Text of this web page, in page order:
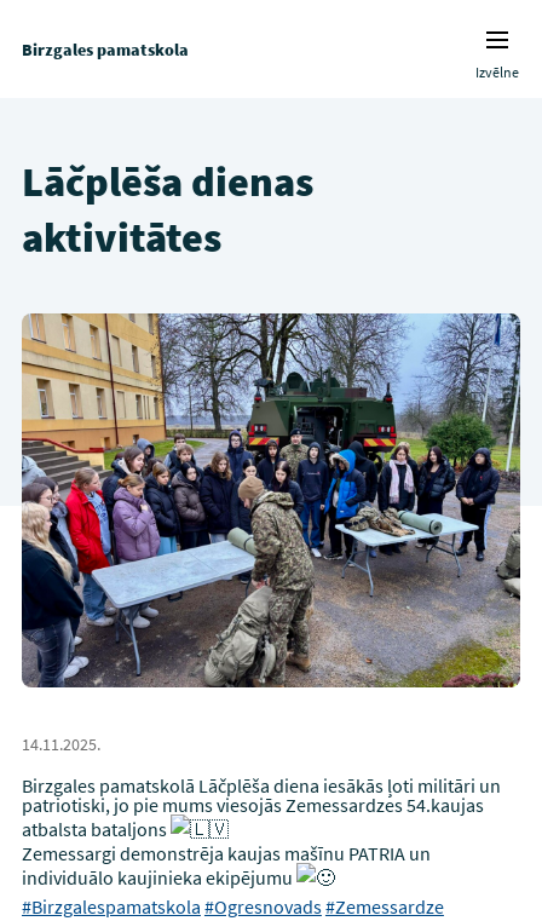
Birzgales pamatskola
Izvēlne
Lāčplēša dienas
aktivitātes
14.11.2025.
Birzgales pamatskolā Lāčplēša diena iesākās ļoti militāri un
patriotiski, jo pie mums viesojās Zemessardzes 54.kaujas
atbalsta bataljons
Zemessargi demonstrēja kaujas mašīnu PATRIA un
individuālo kaujinieka ekipējumu
#Birzgalespamatskola #Ogresnovads#Zemessardze